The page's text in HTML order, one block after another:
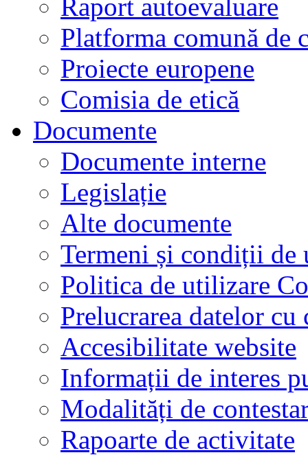
Raport autoevaluare
Platforma comună de
Proiecte europene
Comisia de etică
Documente
Documente interne
Legislație
Alte documente
Termeni și condiții de
Politica de utilizare
Prelucrarea datelor cu
Accesibilitate website
Informații de interes
Modalități de
Rapoarte de activitate